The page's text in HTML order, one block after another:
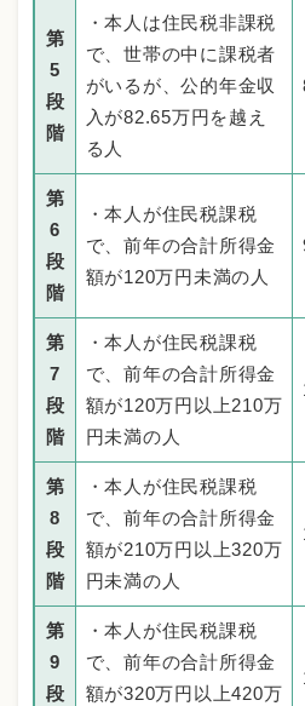
第
5
段
階
・本人は住民税非課税
で、世帯の中に課税者
がいるが、公的年金収
入が82.65万円を越え
る人
第
6
段
階
・本人が住民税課税
で、前年の合計所得金
額が120万円未満の人
第
7
段
階
・本人が住民税課税
で、前年の合計所得金
額が120万円以上210万
円未満の人
第
8
段
階
・本人が住民税課税
で、前年の合計所得金
額が210万円以上320万
円未満の人
第
9
段
・本人が住民税課税
で、前年の合計所得金
額が320万円以上420万